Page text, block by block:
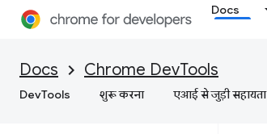
Docs
Docs Chrome DevTools
DevTools शुरू करना एआई से जुड़ी सहायता